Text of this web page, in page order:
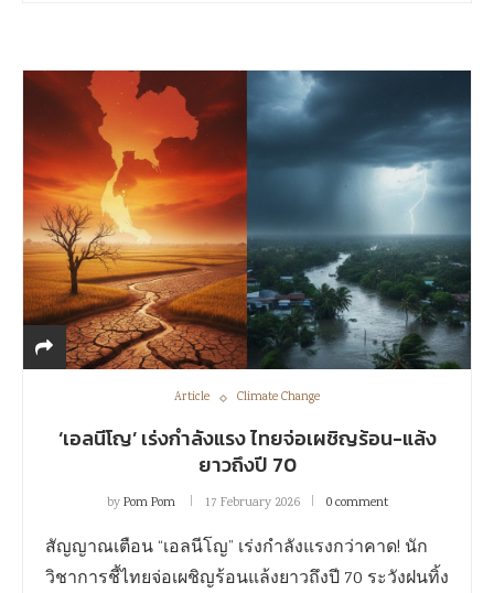
Article Climate Change
‘เอลนีโญ’ เร่งกำลังแรง ไทยจ่อเผชิญร้อน-แล้ง
ยาวถึงปี 70
byPom Pom 17 February 2026 0 comment
สัญญาณเตือน “เอลนีโญ” เร่งกำลังแรงกว่าคาด! นัก
วิชาการชี้ไทยจ่อเผชิญร้อนแล้งยาวถึงปี 70 ระวังฝนทิ้ง